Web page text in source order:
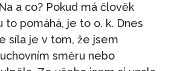
a co? Pokud má člověk
to pomáhá, je to o. k. Dnes
síla je v tom, že jsem
směru nebo